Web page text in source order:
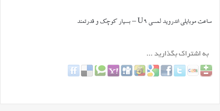
ساعت موبایلی اندروید لمسی U9 – بسیار کوچک و قدرتمند